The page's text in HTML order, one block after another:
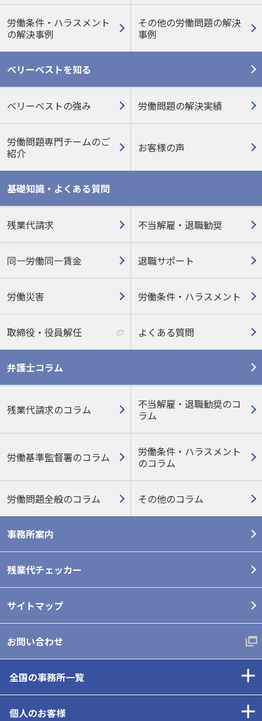
労働条件・ハラスメント
の解決事例
その他の労働問題の解決
事例
ベリーベストを知る
ベリーベストの強み 労働問題の解決実績
労働問題専門チームのご
紹介
お客様の声
基礎知識・よくある質問
残業代請求 不当解雇・退職勧奨
同一労働同一賃金 退職サポート
労働災害 労働条件・ハラスメント
取締役・役員解任 よくある質問
弁護士コラム
残業代請求のコラム
不当解雇・退職勧奨のコ
ラム
労働基準監督署のコラム
労働条件・ハラスメント
のコラム
労働問題全般のコラム その他のコラム
事務所案内
残業代チェッカー
サイトマップ
お問い合わせ
全国の事務所一覧
個人のお客様